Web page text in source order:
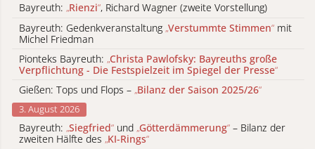
Bayreuth: „Rienzi“, Richard Wagner (zweite Vorstellung)
Bayreuth: Gedenkveranstaltung „Verstummte Stimmen“ mit
Michel Friedman
Pionteks Bayreuth: „Christa Pawlofsky: Bayreuths große
Verpflichtung - Die Festspielzeit im Spiegel der Presse“
Gießen: Tops und Flops – „Bilanz der Saison 2025/26“
3. August 2026
Bayreuth: „Siegfried“ und „Götterdämmerung“ – Bilanz der
zweiten Hälfte des „KI-Rings“